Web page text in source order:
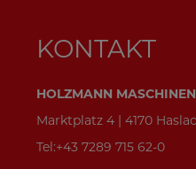
KONTAKT
HOLZMANN
Marktplatz 4 | 4170
Tel:+43 7289 715 62-0